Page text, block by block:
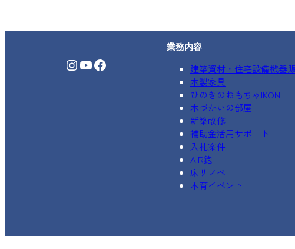
Instagram YouTube Facebook
業務内容
建築資材・住宅設備機器
木製家具
ひのきのおもちゃIKONIH
木づかいの部屋
新築改修
補助金活用サポート
入札案件
AIR鉋
床リノベ
木育イベント